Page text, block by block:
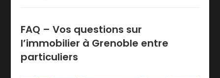
FAQ – Vos questions sur
l’immobilier à Grenoble entre
particuliers